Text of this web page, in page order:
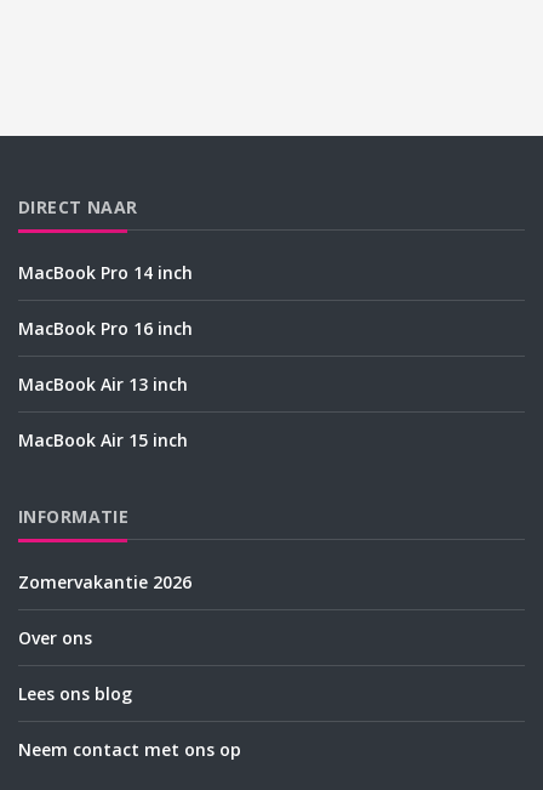
DIRECT NAAR
MacBook Pro 14 inch
MacBook Pro 16 inch
MacBook Air 13 inch
MacBook Air 15 inch
INFORMATIE
Zomervakantie 2026
Over ons
Lees ons blog
Neem contact met ons op